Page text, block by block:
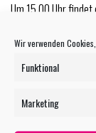
Wir verwenden
Funktional
Marketing
Um 15.00 Uhr
Friedrich Adler und
Beginn: 15.00 Uhr